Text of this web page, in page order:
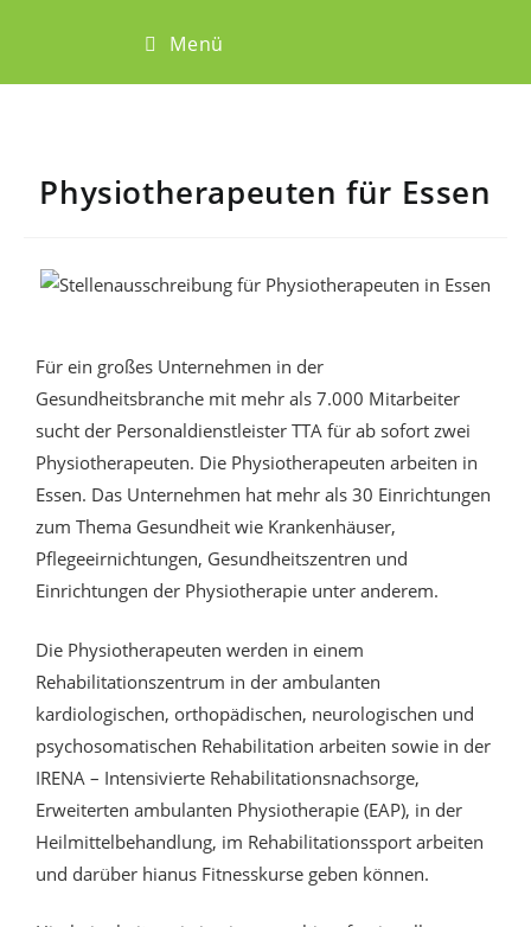
Menü
Physiotherapeuten für Essen
Für ein großes Unternehmen in der
Gesundheitsbranche mit mehr als 7.000 Mitarbeiter
sucht der Personaldienstleister TTA für ab sofort zwei
Physiotherapeuten. Die Physiotherapeuten arbeiten in
Essen. Das Unternehmen hat mehr als 30 Einrichtungen
zum Thema Gesundheit wie Krankenhäuser,
Pflegeeirnichtungen, Gesundheitszentren und
Einrichtungen der Physiotherapie unter anderem.
Die Physiotherapeuten werden in einem
Rehabilitationszentrum in der ambulanten
kardiologischen, orthopädischen, neurologischen und
psychosomatischen Rehabilitation arbeiten sowie in der
IRENA – Intensivierte Rehabilitationsnachsorge,
Erweiterten ambulanten Physiotherapie (EAP), in der
Heilmittelbehandlung, im Rehabilitationssport arbeiten
und darüber hianus Fitnesskurse geben können.